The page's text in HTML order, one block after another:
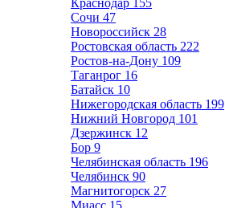
Краснодар 155
Сочи 47
Новороссийск 28
Ростовская область 222
Ростов-на-Дону 109
Таганрог 16
Батайск 10
Нижегородская область 199
Нижний Новгород 101
Дзержинск 12
Бор 9
Челябинская область 196
Челябинск 90
Магнитогорск 27
Миасс 15